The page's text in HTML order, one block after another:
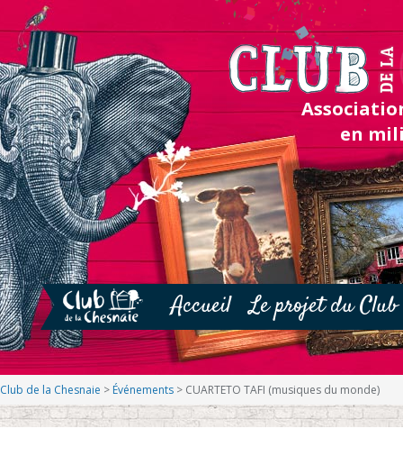
en
Accueil Le projet du Club
Club de la Chesnaie > Événements > CUARTETO TAFI (musiques du monde)